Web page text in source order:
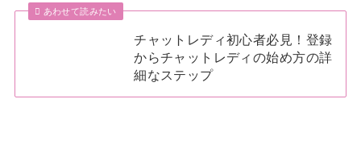
あわせて読みたい
チャットレディ初心者必見！登録
からチャットレディの始め方の詳
細なステップ